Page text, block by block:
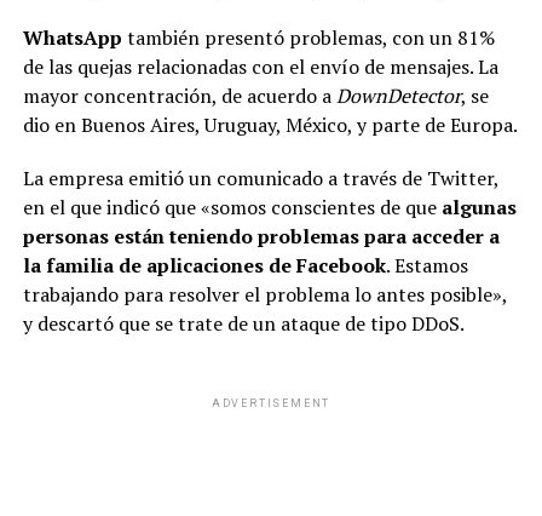
WhatsApp también presentó problemas, con un 81%
de las quejas relacionadas con el envío de mensajes. La
mayor concentración, de acuerdo aDownDetector, se
dio en Buenos Aires, Uruguay, México, y parte de Europa.
La empresa emitió un comunicado a través de Twitter,
en el que indicó que «somos conscientes de quealgunas
personas están teniendo problemas para acceder a
la familia de aplicaciones de Facebook. Estamos
trabajando para resolver el problema lo antes posible»,
y descartó que se trate de un ataque de tipo DDoS.
ADVERTISEMENT